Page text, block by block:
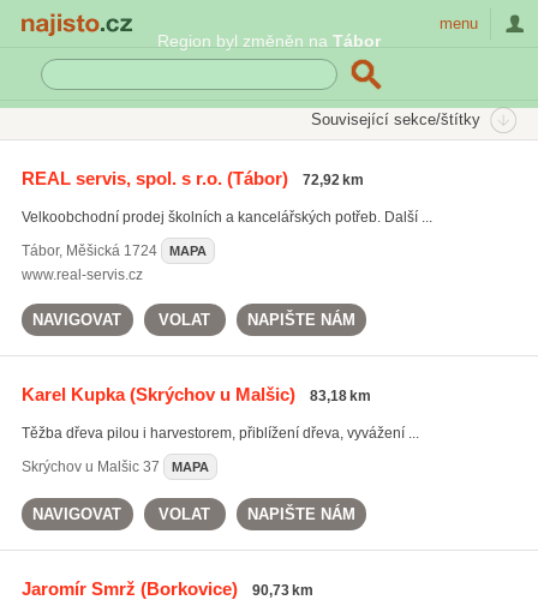
Region byl změněn na Tábor
menu
Související sekce/štítky
Krby, kamna a topení na tuhá paliva
Palivové dřevo
REAL servis, spol. s r.o.(Tábor) 72,92 km
Velkoobchodní prodej školních a kancelářských potřeb. Další ...
Tábor, Měšická 1724 MAPA
www.real-servis.cz
NAVIGOVAT VOLAT NAPIŠTE NÁM
Karel Kupka(Skrýchov u Malšic) 83,18 km
Těžba dřeva pilou i harvestorem, přiblížení dřeva, vyvážení ...
Skrýchov u Malšic37 MAPA
NAVIGOVAT VOLAT NAPIŠTE NÁM
Jaromír Smrž (Borkovice) 90,73 km